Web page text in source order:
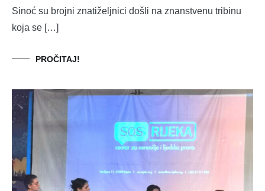
Sinoć su brojni znatiželjnici došli na znanstvenu tribinu
koja se […]
PROČITAJ!